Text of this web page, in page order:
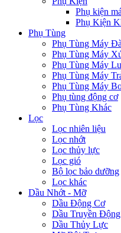
Phụ kiện
Phụ Kiện
Phụ Tùng
Phụ Tùng Máy
Phụ Tùng Máy
Phụ Tùng Máy Lu
Phụ Tùng Máy
Phụ Tùng Máy
Phụ tùng động cơ
Phụ Tùng Khác
Lọc
Lọc nhiên liệu
Lọc nhớt
Lọc thủy lực
Lọc gió
Bộ lọc bảo dưỡng
Lọc khác
Dầu Nhớt - Mỡ
Dầu Động Cơ
Dầu Truyền Động
Dầu Thủy Lực